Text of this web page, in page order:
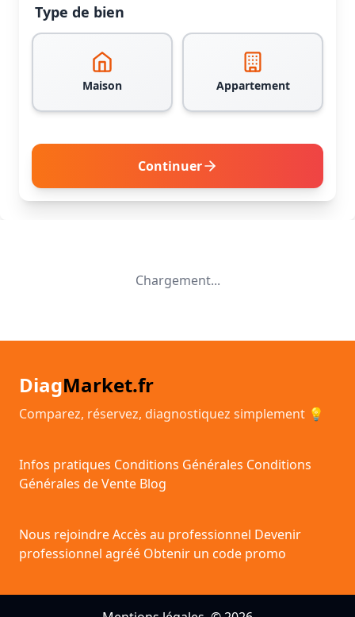
Type de bien
Maison Appartement
Continuer
Chargement...
DiagMarket.fr
Comparez, réservez, diagnostiquez simplement 💡
Infos pratiques Conditions Générales Conditions
Générales de Vente Blog
Nous rejoindreAccès au professionnel Devenir
professionnel agréé Obtenir un code promo